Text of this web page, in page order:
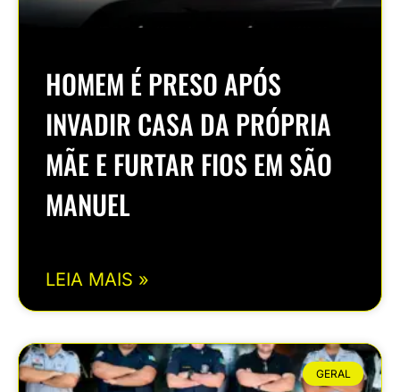
HOMEM É PRESO APÓS
INVADIR CASA DA PRÓPRIA
MÃE E FURTAR FIOS EM SÃO
MANUEL
LEIA MAIS »
GERAL